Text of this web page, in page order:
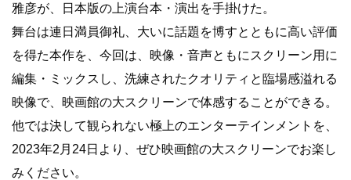
雅彦が、日本版の上演台本・演出を手掛けた。
舞台は連日満員御礼、大いに話題を博すとともに高い評価
を得た本作を、今回は、映像・音声ともにスクリーン用に
編集・ミックスし、洗練されたクオリティと臨場感溢れる
映像で、映画館の大スクリーンで体感することができる。
他では決して観られない極上のエンターテインメントを、
2023年2月24日より、ぜひ映画館の大スクリーンでお楽し
みください。